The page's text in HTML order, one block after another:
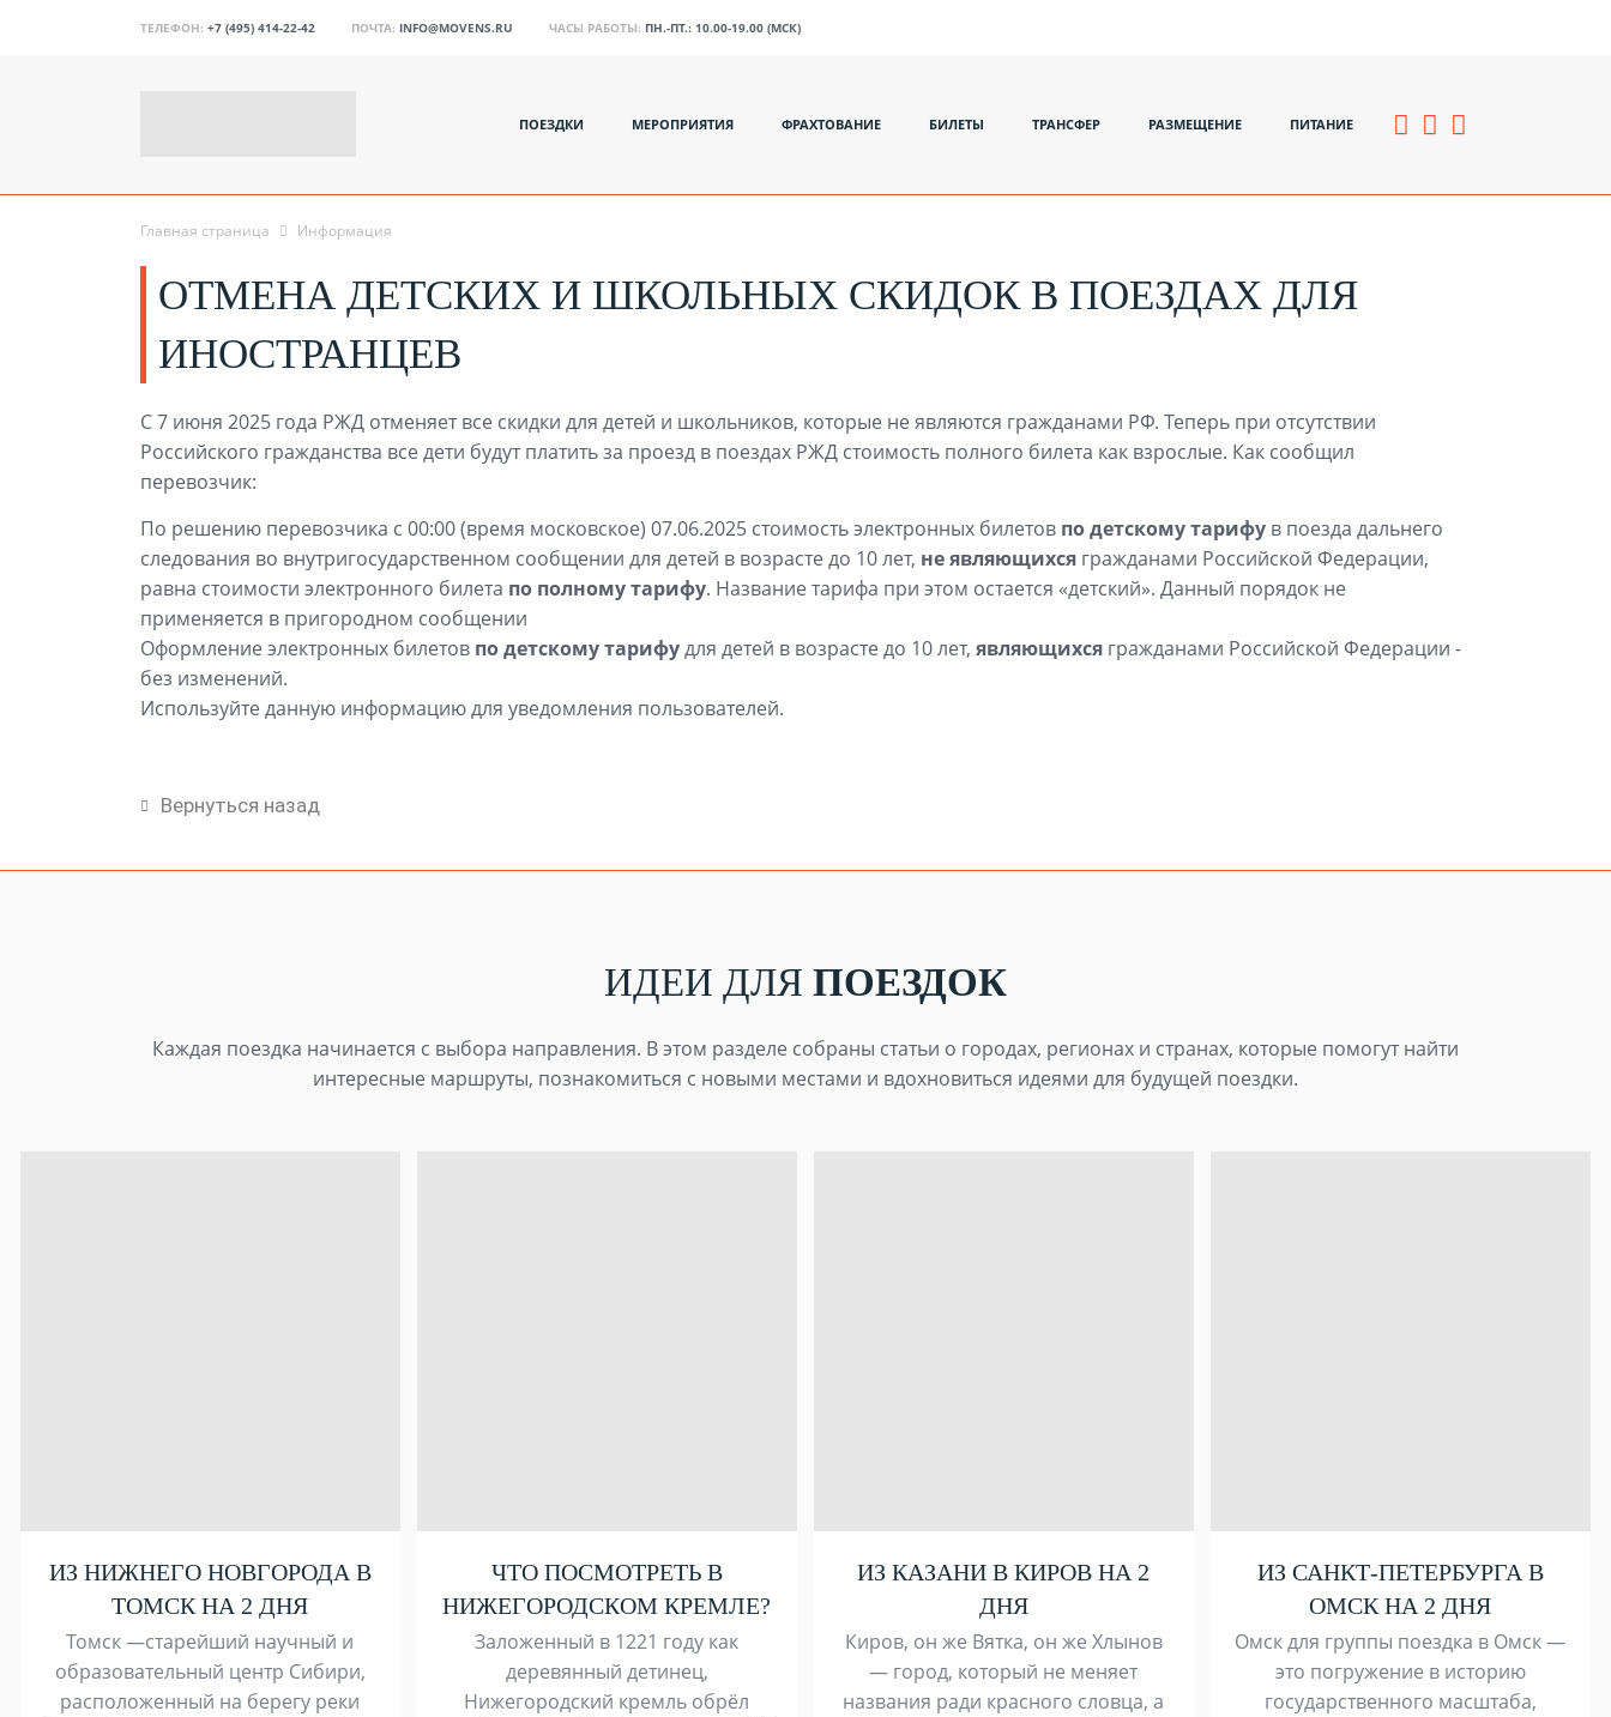
ТЕЛЕФОН: +7 (495) 414-22-42 ПОЧТА: INFO@MOVENS.RU ЧАСЫ РАБОТЫ: ПН.-ПТ.: 10.00-19.00 (МСК)
ПОЕЗДКИ МЕРОПРИЯТИЯ ФРАХТОВАНИЕ БИЛЕТЫ ТРАНСФЕР РАЗМЕЩЕНИЕ ПИТАНИЕ
Главная страница Информация
ОТМЕНА ДЕТСКИХ И ШКОЛЬНЫХ СКИДОК В ПОЕЗДАХ ДЛЯ
ИНОСТРАНЦЕВ
С 7 июня 2025 года РЖД отменяет все скидки для детей и школьников, которые не являются гражданами РФ. Теперь при отсутствии
Российского гражданства все дети будут платить за проезд в поездах РЖД стоимость полного билета как взрослые. Как сообщил
перевозчик:
По решению перевозчика с 00:00 (время московское) 07.06.2025 стоимость электронных билетов по детскому тарифу в поезда дальнего
следования во внутригосударственном сообщении для детей в возрасте до 10 лет, не являющихся гражданами Российской Федерации,
равна стоимости электронного билета по полному тарифу. Название тарифа при этом остается «детский». Данный порядок не
применяется в пригородном сообщении
Оформление электронных билетов по детскому тарифудля детей в возрасте до 10 лет, являющихся гражданами Российской Федерации -
без изменений.
Используйте данную информацию для уведомления пользователей.
Вернуться назад
ИДЕИ ДЛЯ ПОЕЗДОК
Каждая поездка начинается с выбора направления. В этом разделе собраны статьи о городах, регионах и странах, которые помогут найти
интересные маршруты, познакомиться с новыми местами и вдохновиться идеями для будущей поездки.
ИЗ НИЖНЕГО НОВГОРОДА В
ТОМСК НА 2 ДНЯ
Томск —старейший научный и
образовательный центр Сибири,
расположенный на берегу реки
ЧТО ПОСМОТРЕТЬ В
НИЖЕГОРОДСКОМ КРЕМЛЕ?
Заложенный в 1221 году как
деревянный детинец,
Нижегородский кремль обрёл
ИЗ КАЗАНИ В КИРОВ НА 2
ДНЯ
Киров, он же Вятка, он же Хлынов
— город, который не меняет
названия ради красного словца, а
ИЗ САНКТ-ПЕТЕРБУРГА В
ОМСК НА 2 ДНЯ
Омск для группы поездка в Омск —
это погружение в историю
государственного масштаба,